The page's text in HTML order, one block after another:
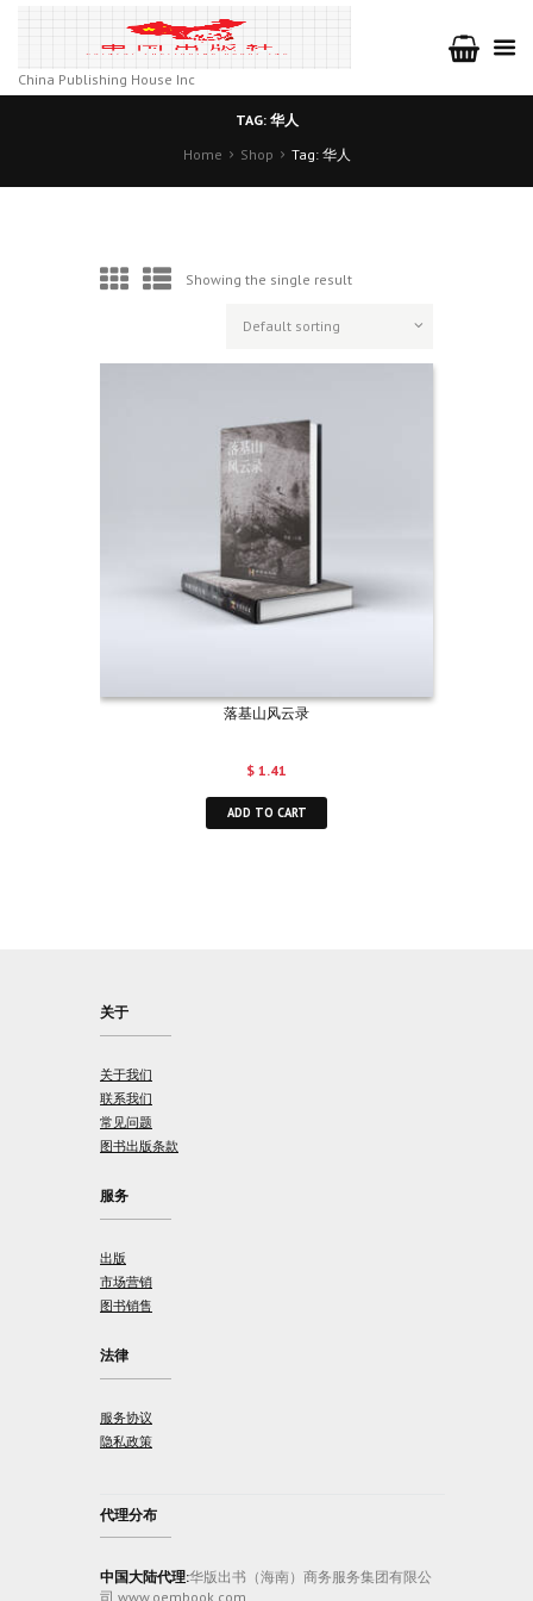
China Publishing House Inc
TAG: 华人
Home
Shop Tag: 华人
Showing the single result
落基山风云录
$ 1.41
ADD TO CART
关于
关于我们
联系我们
常见问题
图书出版条款
服务
出版
市场营销
图书销售
法律
服务协议
隐私政策
代理分布
中国大陆代理:华版出书（海南）商务服务集团有限公
司 www.oembook.com